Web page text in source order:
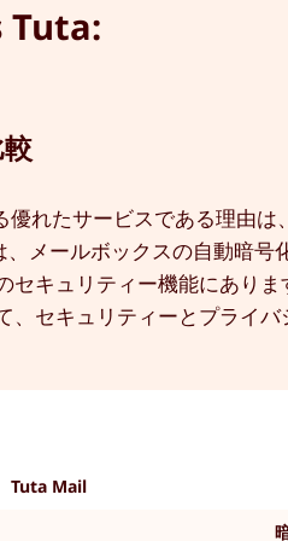
Tuta:
れたサービスである理由
メールボックスの自動暗号
セキュリティー機能にあり
、セキュリティーとプライ
Tuta Mail